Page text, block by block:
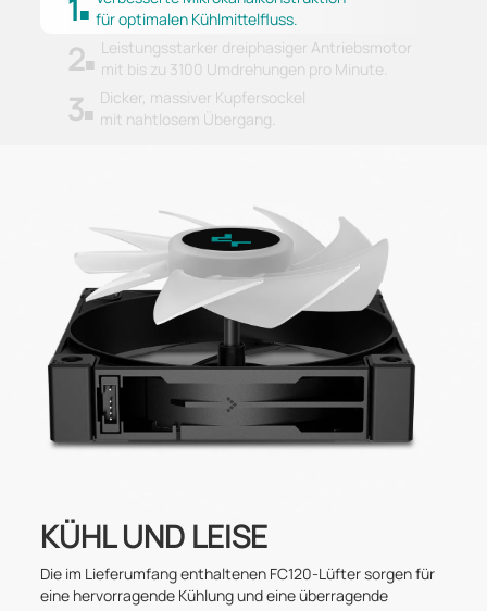
1
für optimalen Kühlmittelfluss.
2
Leistungsstarker dreiphasiger Antriebsmotor
mit bis zu 3100 Umdrehungen pro Minute.
3
Dicker, massiver Kupfersockel
mit nahtlosem Übergang.
KÜHL UND LEISE
Die im Lieferumfang enthaltenen FC120-Lüfter sorgen für
eine hervorragende Kühlung und eine überragende